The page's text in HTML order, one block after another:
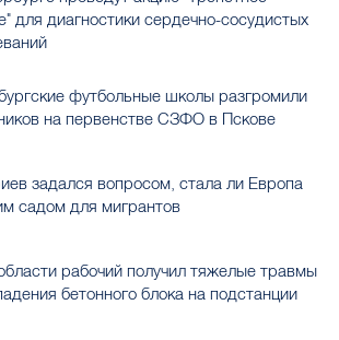
для диагностики сердечно-сосудистых
футбольные школы разгромили
на первенстве СЗФО в Пскове
задался вопросом, стала ли Европа
садом для мигрантов
рабочий получил тяжелые травмы
бетонного блока на подстанции